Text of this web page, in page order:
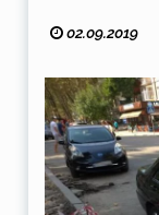
02.09.2019